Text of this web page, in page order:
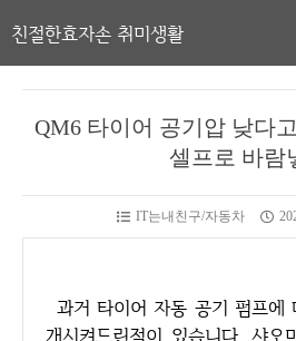
친절한효자손 취미생활
QM6 타이어 공기압 낮다
셀프로 바람
IT는내친구/자동차
과거 타이어 자동 공기 펌프에 대한 제품 한 개를 소
개시켜드린적이 있습니다. 샤오